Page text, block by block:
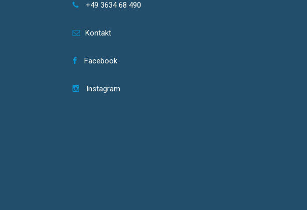
+49 3634 68 490
Kontakt
Facebook
Instagram